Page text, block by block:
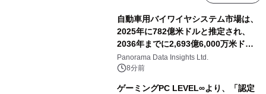
自動車用バイワイヤシステム市場は、
2025年に782億米ドルと推定され、
2036年までに2,693億6,000万米ドル
に達すると予測されており、予測期間
（2026年～2036年）
Panorama Data Insights Ltd.
8分前
ゲーミングPC LEVEL∞より、「認定